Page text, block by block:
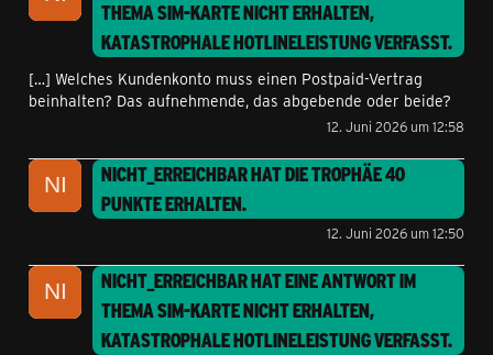
THEMASIM-KARTE NICHT ERHALTEN,
KATASTROPHALE HOTLINELEISTUNGVERFASST.
[…] Welches Kundenkonto muss einen Postpaid-Vertrag
beinhalten? Das aufnehmende, das abgebende oder beide?
12. Juni 2026 um 12:58
NICHT_ERREICHBARHAT DIE TROPHÄE40
PUNKTEERHALTEN.
12. Juni 2026 um 12:50
NICHT_ERREICHBARHAT EINE ANTWORT IM
THEMASIM-KARTE NICHT ERHALTEN,
KATASTROPHALE HOTLINELEISTUNGVERFASST.